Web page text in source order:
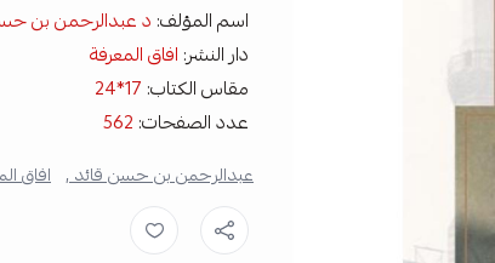
اسم المؤلف: د عبدالرحمن بن
دار النشر: افاق المعرفة
مقاس الكتاب: 17*24
عدد الصفحات: 562
عبدالرحمن بن حسن قائد , افاق